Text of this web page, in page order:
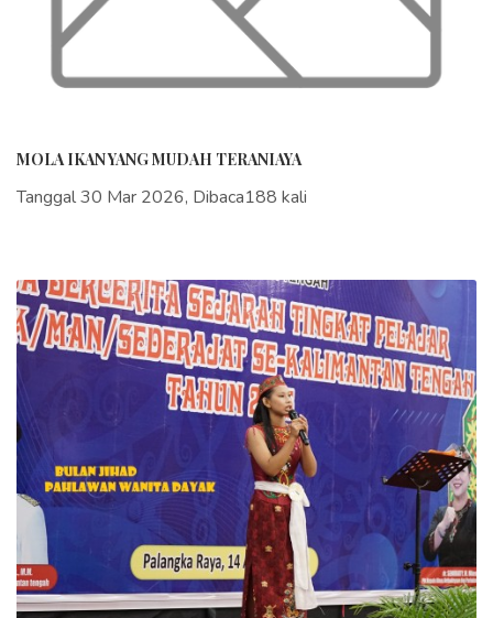
MOLA IKAN YANG MUDAH TERANIAYA
Tanggal 30 Mar 2026, Dibaca188 kali